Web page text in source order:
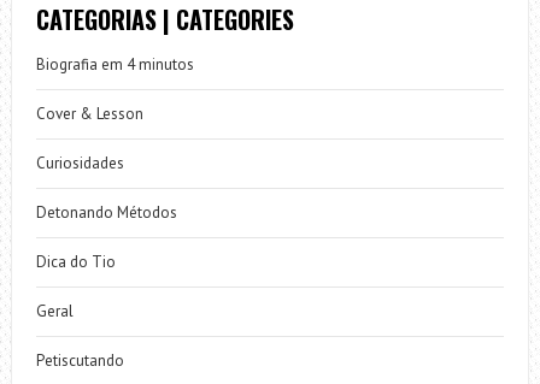
CATEGORIAS | CATEGORIES
Biografia em 4 minutos
Cover & Lesson
Curiosidades
Detonando Métodos
Dica do Tio
Geral
Petiscutando